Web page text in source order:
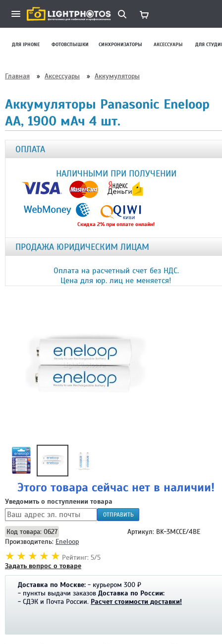
ДЛЯ IPHONE ФОТОВСПЫШКИ СИНХРОНИЗАТОРЫ АКСЕССУАРЫ ДЛЯ
Главная » Аксессуары » Аккумуляторы
Аккумуляторы Panasonic Eneloop
AA, 1900 мАч 4 шт.
ОПЛАТА
НАЛИЧНЫМИ ПРИ ПОЛУЧЕНИИ
Скидка 2% при оплате онлайн!
ПРОДАЖА ЮРИДИЧЕСКИМ ЛИЦАМ
Оплата на расчетный счет без НДС.
Цена для юр. лиц не меняется!
Этого товара сейчас нет в наличии!
Уведомить о поступлении товара
ОТПРАВИТЬ
Код товара: 0627
Артикул: BK-3MCCE/4BE
Производитель: Eneloop
Рейтинг: 5/5
Задать вопрос о товаре
Доставка по Москве: - курьером 300 ₽
- пункты выдачи заказов Доставка по России:
- СДЭК и Почта России. Расчет стоимости доставки!